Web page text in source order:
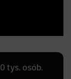
tys. osób.